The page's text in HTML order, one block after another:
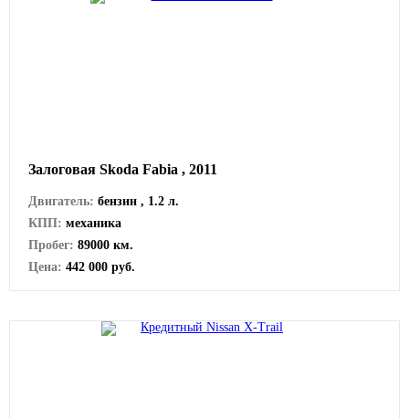
Залоговая Skoda Fabia , 2011
Двигатель: бензин , 1.2 л.
КПП: механика
Пробег: 89000 км.
Цена: 442 000 руб.